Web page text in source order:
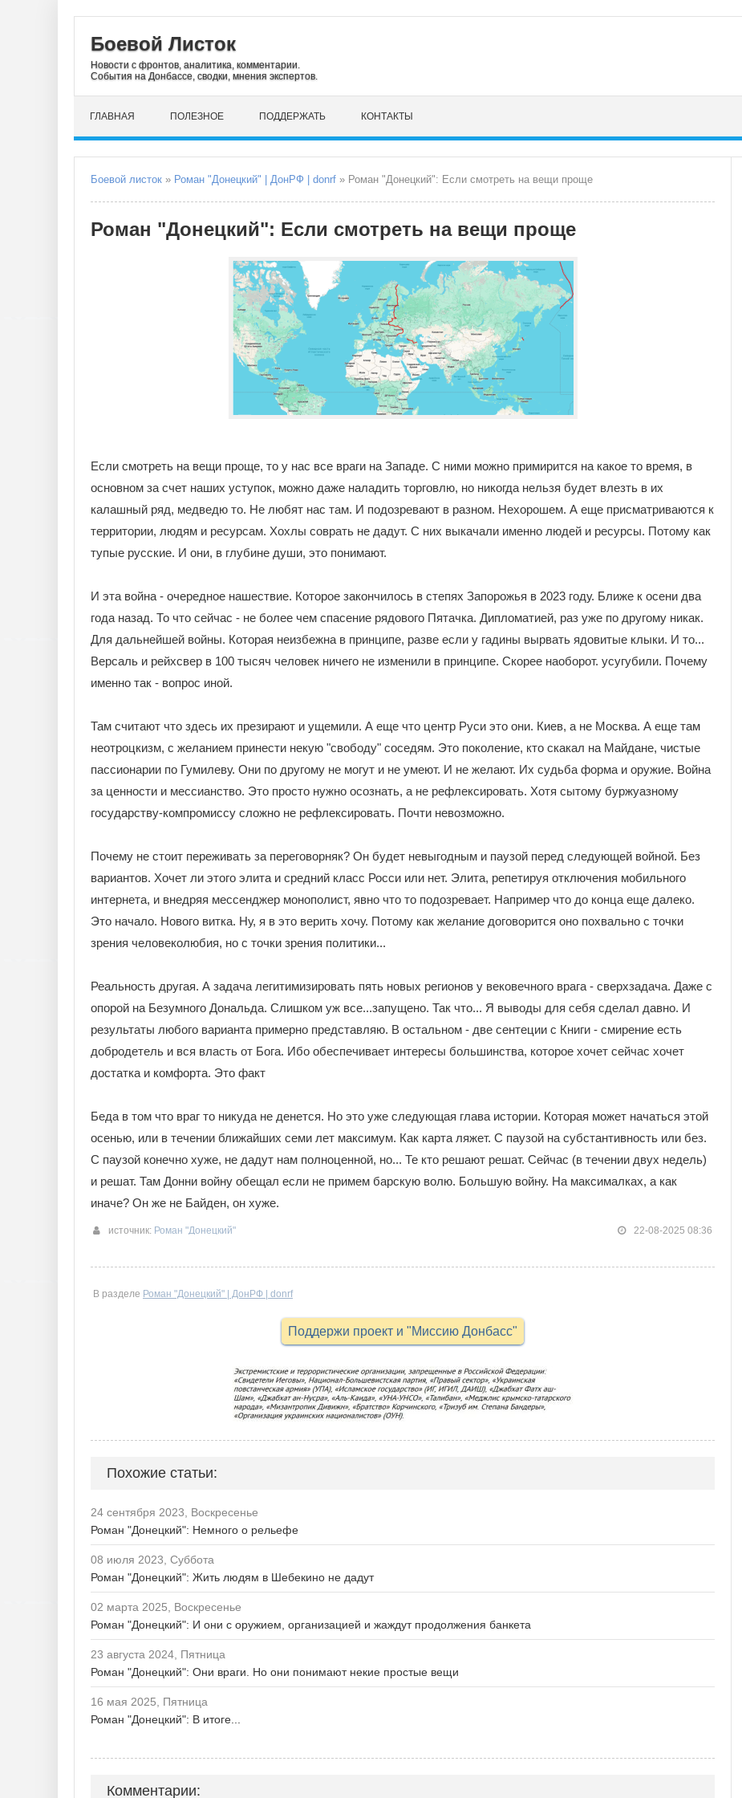
Боевой Листок
Новости с фронтов, аналитика, комментарии.
События на Донбассе, сводки, мнения экспертов.
ГЛАВНАЯ ПОЛЕЗНОЕ ПОДДЕРЖАТЬ КОНТАКТЫ
Боевой листок » Роман "Донецкий" | ДонРФ | donrf » Роман "Донецкий": Если смотреть на вещи проще
Роман "Донецкий": Если смотреть на вещи проще
Если смотреть на вещи проще, то у нас все враги на Западе. С ними можно примирится на какое то время, в
основном за счет наших уступок, можно даже наладить торговлю, но никогда нельзя будет влезть в их
калашный ряд, медведю то. Не любят нас там. И подозревают в разном. Нехорошем. А еще присматриваются к
территории, людям и ресурсам. Хохлы соврать не дадут. С них выкачали именно людей и ресурсы. Потому как
тупые русские. И они, в глубине души, это понимают.
И эта война - очередное нашествие. Которое закончилось в степях Запорожья в 2023 году. Ближе к осени два
года назад. То что сейчас - не более чем спасение рядового Пятачка. Дипломатией, раз уже по другому никак.
Для дальнейшей войны. Которая неизбежна в принципе, разве если у гадины вырвать ядовитые клыки. И то...
Версаль и рейхсвер в 100 тысяч человек ничего не изменили в принципе. Скорее наоборот. усугубили. Почему
именно так - вопрос иной.
Там считают что здесь их презирают и ущемили. А еще что центр Руси это они. Киев, а не Москва. А еще там
неотроцкизм, с желанием принести некую "свободу" соседям. Это поколение, кто скакал на Майдане, чистые
пассионарии по Гумилеву. Они по другому не могут и не умеют. И не желают. Их судьба форма и оружие. Война
за ценности и мессианство. Это просто нужно осознать, а не рефлексировать. Хотя сытому буржуазному
государству-компромиссу сложно не рефлексировать. Почти невозможно.
Почему не стоит переживать за переговорняк? Он будет невыгодным и паузой перед следующей войной. Без
вариантов. Хочет ли этого элита и средний класс Росси или нет. Элита, репетируя отключения мобильного
интернета, и внедряя мессенджер монополист, явно что то подозревает. Например что до конца еще далеко.
Это начало. Нового витка. Ну, я в это верить хочу. Потому как желание договорится оно похвально с точки
зрения человеколюбия, но с точки зрения политики...
Реальность другая. А задача легитимизировать пять новых регионов у вековечного врага - сверхзадача. Даже с
опорой на Безумного Дональда. Слишком уж все...запущено. Так что... Я выводы для себя сделал давно. И
результаты любого варианта примерно представляю. В остальном - две сентеции с Книги - смирение есть
добродетель и вся власть от Бога. Ибо обеспечивает интересы большинства, которое хочет сейчас хочет
достатка и комфорта. Это факт
Беда в том что враг то никуда не денется. Но это уже следующая глава истории. Которая может начаться этой
осенью, или в течении ближайших семи лет максимум. Как карта ляжет. С паузой на субстантивность или без.
С паузой конечно хуже, не дадут нам полноценной, но... Те кто решают решат. Сейчас (в течении двух недель)
и решат. Там Донни войну обещал если не примем барскую волю. Большую войну. На максималках, а как
иначе? Он же не Байден, он хуже.
источник: Роман "Донецкий" 22-08-2025 08:36
В разделе Роман "Донецкий" | ДонРФ | donrf
Поддержи проект и "Миссию Донбасс"
Похожие статьи:
24 сентября 2023, Воскресенье
Роман "Донецкий": Немного о рельефе
08 июля 2023, Суббота
Роман "Донецкий": Жить людям в Шебекино не дадут
02 марта 2025, Воскресенье
Роман "Донецкий": И они с оружием, организацией и жаждут продолжения банкета
23 августа 2024, Пятница
Роман "Донецкий": Они враги. Но они понимают некие простые вещи
16 мая 2025, Пятница
Роман "Донецкий": В итоге...
Комментарии: